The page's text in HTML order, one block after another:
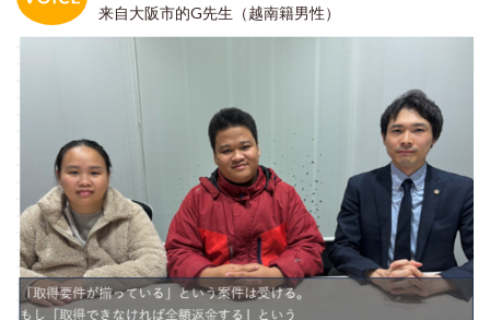
来自大阪市的G先生（越南籍男性）